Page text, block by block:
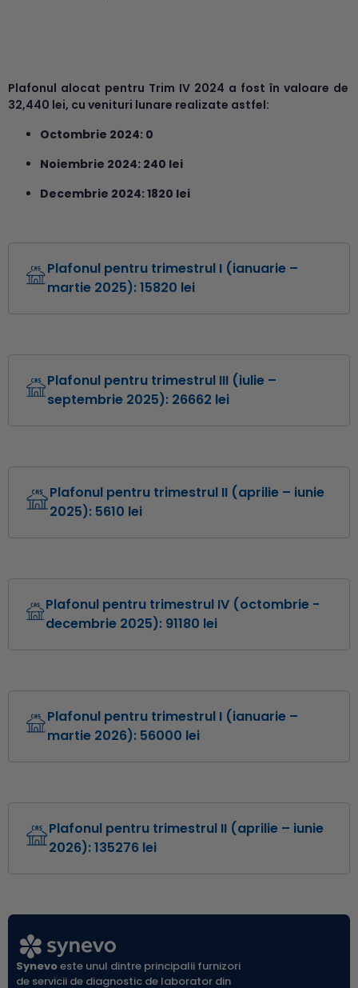
Plafonul alocat pentru Trim IV 2024 a fost în valoare de
32,440 lei, cu venituri lunare realizate astfel:
Octombrie 2024: 0
Noiembrie 2024: 240 lei
Decembrie 2024: 1820 lei
Plafonul pentru trimestrul I (ianuarie –
martie 2025): 15820 lei
Suma realizată în luna martie 2025: 3930 lei.
Plafonul pentru trimestrul III (iulie –
septembrie 2025): 26662 lei
Suma realizată în luna septembrie 2025: 15098 lei.
Plafonul pentru trimestrul II (aprilie – iunie
2025): 5610 lei
Suma realizată în luna iunie 2025: 480 lei.
Plafonul pentru trimestrul IV (octombrie -
decembrie 2025): 91180 lei
Suma realizată în luna decembrie 2025: 21952 lei
Plafonul pentru trimestrul I (ianuarie –
martie 2026): 56000 lei
Plafon martie 2026 = 34478 lei
Plafonul pentru trimestrul II (aprilie – iunie
2026): 135276 lei
Mai = 116.660 lei
Iunie = 130.142 lei
Synevoeste unul dintre principalii furnizori
de servicii de diagnostic de laborator din